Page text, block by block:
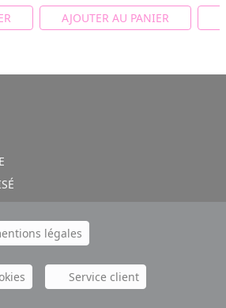
AJOUTER AU PANIER
légales
Service client